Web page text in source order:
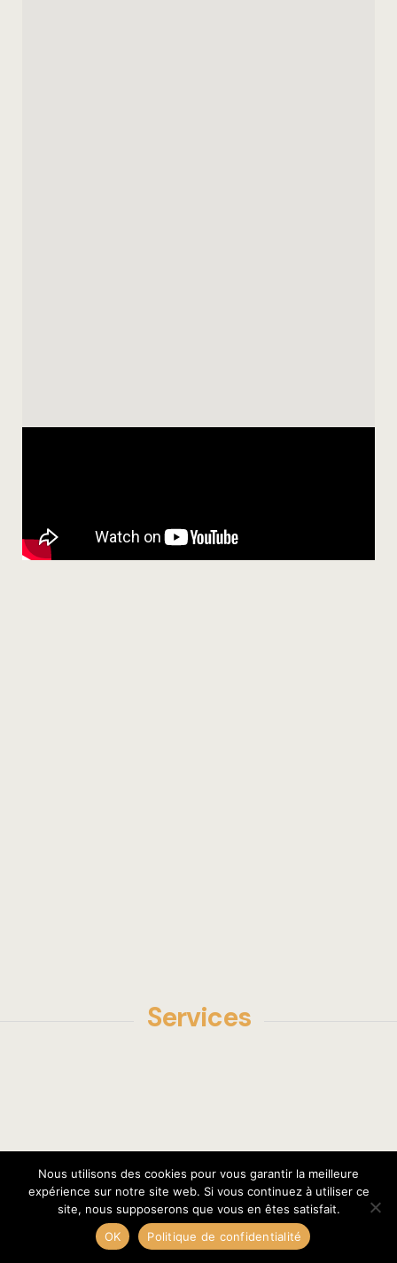
Services
Nous utilisons des cookies pour vous garantir la meilleure
expérience sur notre site web. Si vous continuez à utiliser ce
site, nous supposerons que vous en êtes satisfait.
OK
Politique de confidentialité